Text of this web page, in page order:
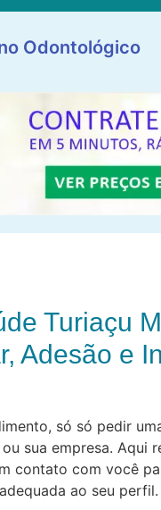
Odontológico
Turiaçu
Adesão e
só só pedir
sua empresa. Aqui
contato com você
ao seu perfil.